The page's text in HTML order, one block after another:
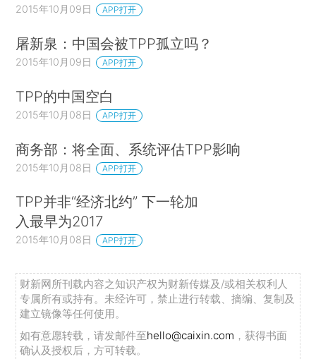
2015年10月09日 APP打开
屠新泉：中国会被TPP孤立吗？
2015年10月09日 APP打开
TPP的中国空白
2015年10月08日 APP打开
商务部：将全面、系统评估TPP影响
2015年10月08日 APP打开
TPP并非“经济北约” 下一轮加
入最早为2017
2015年10月08日 APP打开
财新网所刊载内容之知识产权为财新传媒及/或相关权利人
专属所有或持有。未经许可，禁止进行转载、摘编、复制及
建立镜像等任何使用。
如有意愿转载，请发邮件至hello@caixin.com ，获得书面
确认及授权后，方可转载。